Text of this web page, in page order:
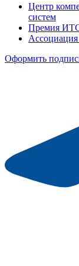
Центр
систем
Премия
Оформить